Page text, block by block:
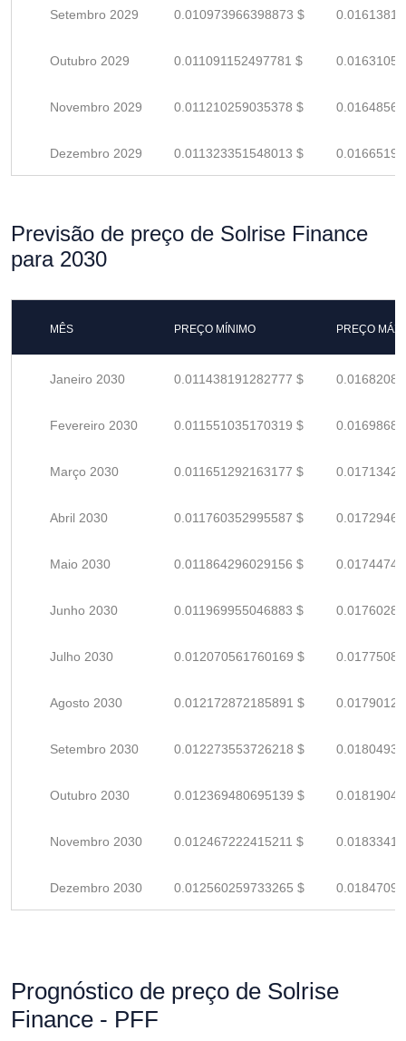
Setembro 2029 0.010973966398873 $
Outubro 2029 0.011091152497781 $
Novembro 2029 0.011210259035378 $
Dezembro 2029 0.011323351548013 $
Previsão de preço de Solrise Finance
para 2030
MÊS PREÇO MÍNIMO PREÇO
Janeiro 2030 0.011438191282777 $
Fevereiro 2030 0.011551035170319 $
Março 2030 0.011651292163177 $
Abril 2030 0.011760352995587 $
Maio 2030 0.011864296029156 $
Junho 2030 0.011969955046883 $
Julho 2030 0.012070561760169 $
Agosto 2030 0.012172872185891 $
Setembro 2030 0.012273553726218 $
Outubro 2030 0.012369480695139 $
Novembro 2030 0.012467222415211 $
Dezembro 2030 0.012560259733265 $
Prognóstico de preço de Solrise
Finance - PFF